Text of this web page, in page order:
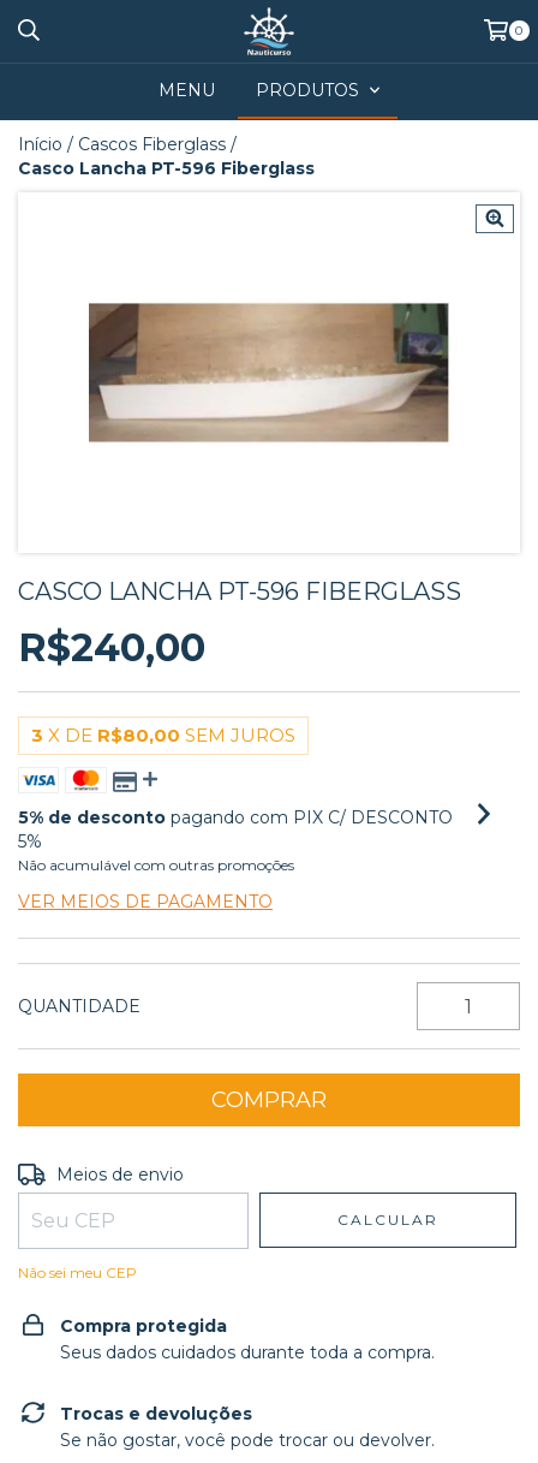
0
MENU PRODUTOS
Início / Cascos Fiberglass /
Casco Lancha PT-596 Fiberglass
CASCO LANCHA PT-596 FIBERGLASS
R$240,00
3 X DE R$80,00 SEM JUROS
5% de desconto pagando com PIX C/ DESCONTO
5%
Não acumulável com outras promoções
VER MEIOS DE PAGAMENTO
QUANTIDADE
Entregas para o CEP:
Meios de envio
CALCULAR
Não sei meu CEP
Compra protegida
Seus dados cuidados durante toda a compra.
Trocas e devoluções
Se não gostar, você pode trocar ou devolver.